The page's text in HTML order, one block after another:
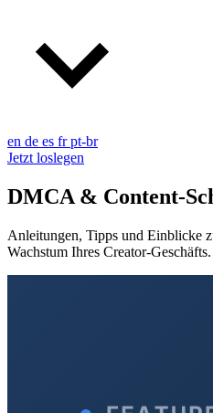
en de es frpt-br
Jetzt loslegen
DMCA & Content-
Anleitungen, Tipps und Einblicke
Wachstum Ihres Creator-Geschäfts.